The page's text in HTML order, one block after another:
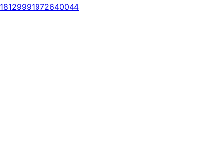
18129991972640044